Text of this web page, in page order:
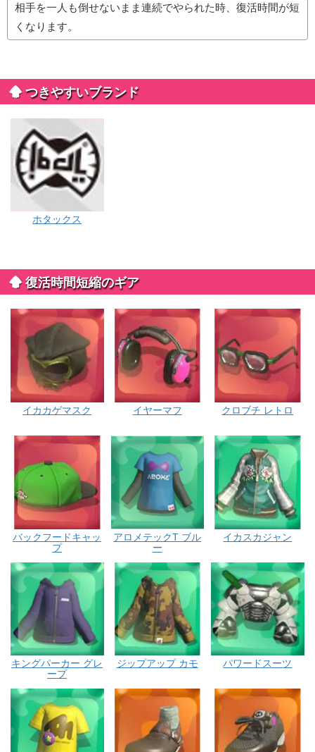
相手を一人も倒せないまま連続でやられた時、復活時間が短
くなります。
つきやすいブランド
ホタックス
復活時間短縮のギア
イカカゲマスク イヤーマフ クロブチ レトロ
バックフードキャッ
プ
アロメテックT ブル
ー
イカスカジャン
キングパーカー グレ
ープ
ジップアップ カモ パワードスーツ